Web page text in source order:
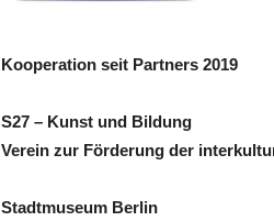
Kooperation seit Partners 2019
S27 – Kunst und Bildung
Verein zur Förderung der
Stadtmuseum Berlin